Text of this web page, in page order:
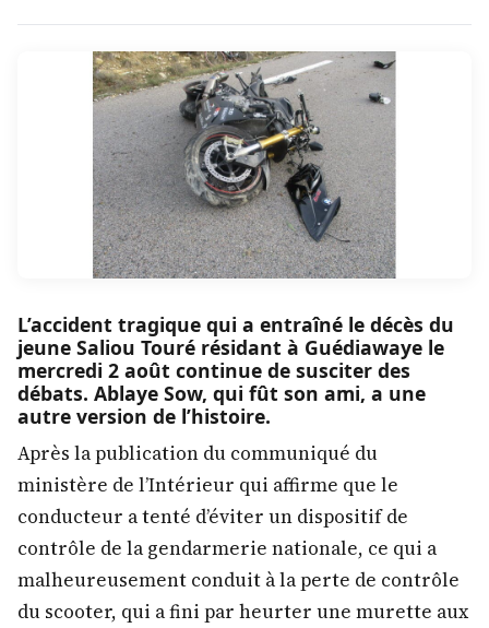
L’accident tragique qui a entraîné le décès du
jeune Saliou Touré résidant à Guédiawaye le
mercredi 2 août continue de susciter des
débats. Ablaye Sow, qui fût son ami, a une
autre version de l’histoire.
Après la publication du communiqué du
ministère de l’Intérieur qui affirme que le
conducteur a tenté d’éviter un dispositif de
contrôle de la gendarmerie nationale, ce qui a
malheureusement conduit à la perte de contrôle
du scooter, qui a fini par heurter une murette aux